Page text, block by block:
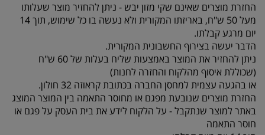
החזרת מוצרים שאינם שקי מזון יבש - ניתן להחזיר מוצר שעלותו
מעל 50 ש"ח, באריזתו המקורית ולא נעשה בו כל שימוש, תוך 14
יום מרגע קבלתו.
הדבר יעשה בצירוף החשבונית המקורית.
ניתן להחזיר את המוצר באמצעות שליח בעלות של 60 ש"ח
(שכוללת איסוף מהלקוח והחזרה לחנות)
או בהגעה עצמית למחסן החברה בכתובת קראוזה 32 חולון.
החזרת מוצרים שנובעת מפגם או מחוסר התאמה בין המוצר המוצג
באתר למוצר שנתקבל - על הלקוח לידע את בית העסק על פגם או
חוסר התאמה